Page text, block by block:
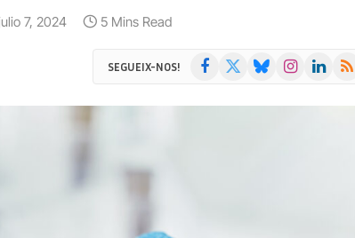
7, 2024 5 Mins Read
SEGUEIX-NOS! Facebook BlueskyInstagramLinkedIn
RSS